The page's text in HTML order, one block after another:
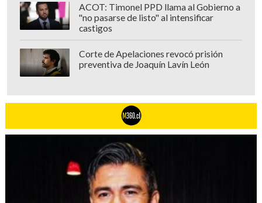
ACOT: Timonel PPD llama al Gobierno a
"no pasarse de listo" al intensificar
castigos
Corte de Apelaciones revocó prisión
preventiva de Joaquín Lavín León